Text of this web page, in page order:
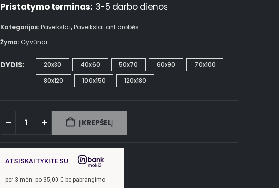
Pristatymo terminas: 3-5 darbo dienos
Kategorijos:Paveikslai,Paveikslai ant drobės
Žyma: Gyvūnai
DYDIS 20x30 40x60 50x70 60x90
70x100
80x120
100x150 120x180
Į KREPŠELĮ
ATSISKAITYKITE SU
per 3 mėn. po 35,00 € be pabrangimo